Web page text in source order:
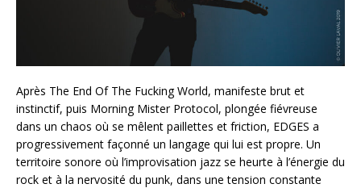
Après The End Of The Fucking World, manifeste brut et
instinctif, puis Morning Mister Protocol, plongée fiévreuse
dans un chaos où se mêlent paillettes et friction, EDGES a
progressivement façonné un langage qui lui est propre. Un
territoire sonore où l’improvisation jazz se heurte à l’énergie du
rock et à la nervosité du punk, dans une tension constante